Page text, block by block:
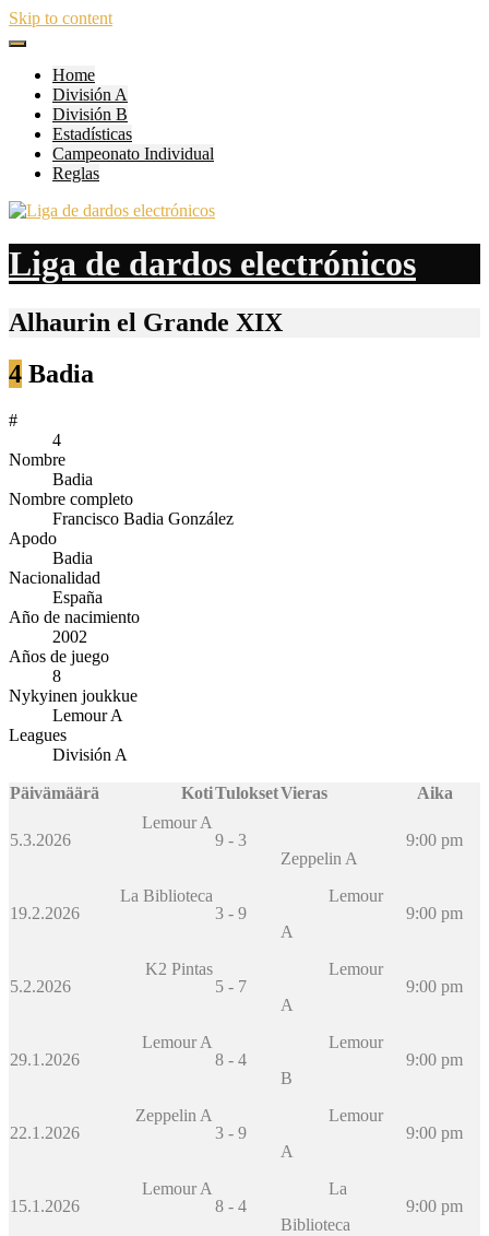
Skip to content
Home
División A
División B
Estadísticas
Campeonato Individual
Reglas
Liga de dardos electrónicos
Alhaurin el Grande XIX
4 Badia
#
4
Nombre
Badia
Nombre completo
Francisco Badia González
Apodo
Badia
Nacionalidad
España
Año de nacimiento
2002
Años de juego
8
Nykyinen joukkue
Lemour A
Leagues
División A
Päivämäärä KotiTuloksetVieras Aika
5.3.2026
Lemour A
9 - 3
Zeppelin A
9:00 pm
19.2.2026
La Biblioteca
3 - 9
Lemour
A
9:00 pm
5.2.2026
K2 Pintas
5 - 7
Lemour
A
9:00 pm
29.1.2026
Lemour A
8 - 4
Lemour
B
9:00 pm
22.1.2026
Zeppelin A
3 - 9
Lemour
A
9:00 pm
15.1.2026
Lemour A
8 - 4
La
Biblioteca
9:00 pm